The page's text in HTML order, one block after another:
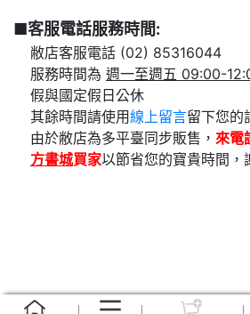
■客服電話服務時間:
敝店客服電話 (02) 85316044
服務時間為 週一至週五 09:00-
假與國定假日公休
其餘時間請使用線上留言
由於敝店為多平臺同步販售， 來電
方書城買家以節省您的寶貴時間，